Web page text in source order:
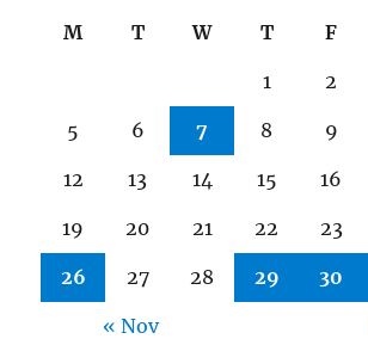
M T W T F
1 2
5 6 7 8 9
12 13 14 15 16
19 20 21 22 23
26 27 28 29 30
« Nov